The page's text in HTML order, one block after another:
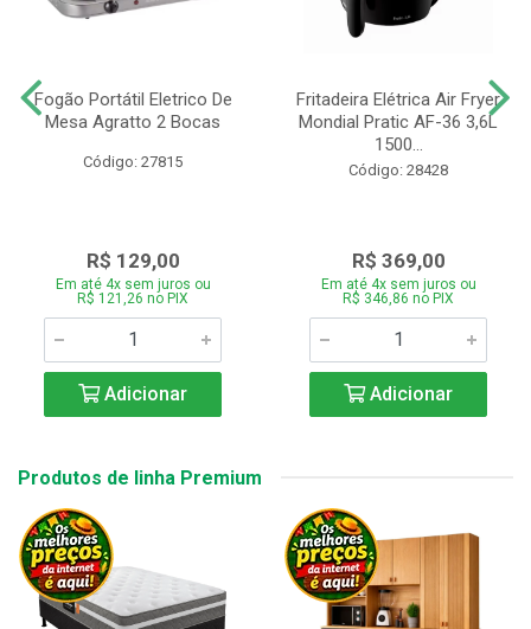
Fogão Portátil Eletrico De
Mesa Agratto 2 Bocas
Código: 27815
R$ 129,00
Em até 4x sem juros ou
R$ 121,26 no PIX
Adicionar
Fritadeira Elétrica Air Fryer
Mondial Pratic AF-36 3,6L
1500...
Código: 28428
R$ 369,00
Em até 4x sem juros ou
R$ 346,86 no PIX
Adicionar
Produtos de linha Premium